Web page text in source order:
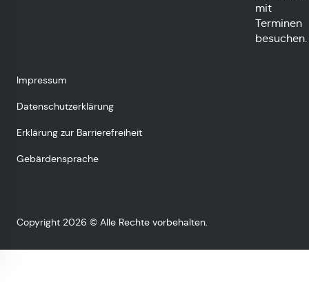
mit
Terminen
besuchen.
Impressum
Datenschutzerklärung
Erklärung zur Barrierefreiheit
Gebärdensprache
Copyright 2026 © Alle Rechte vorbehalten.